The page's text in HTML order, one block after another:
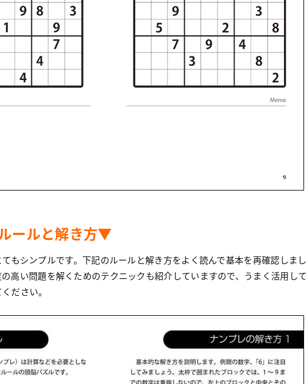
ールと解き方▼
もシンプルです。下記のルールと解き方をよく読んで基本を再確認しまし
高い問題を解くためのテクニックも紹介していますので、うまく活用して
ださい。